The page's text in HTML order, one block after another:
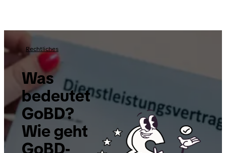
Rechtliches
Was
bedeutet
GoBD?
Wie geht
GoBD-